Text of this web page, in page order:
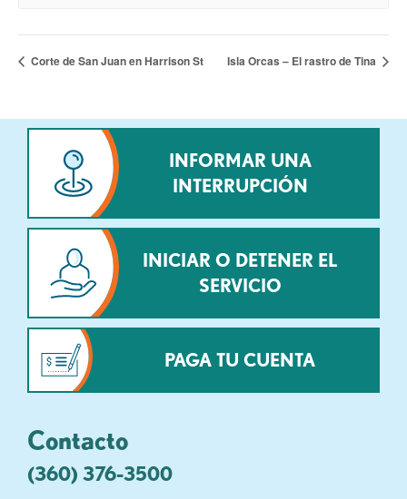
Corte de San Juan en Harrison St Isla Orcas – El rastro de Tina
INFORMAR UNA
INTERRUPCIÓN
INICIAR O DETENER EL
SERVICIO
PAGA TU CUENTA
Contacto
(360) 376-3500